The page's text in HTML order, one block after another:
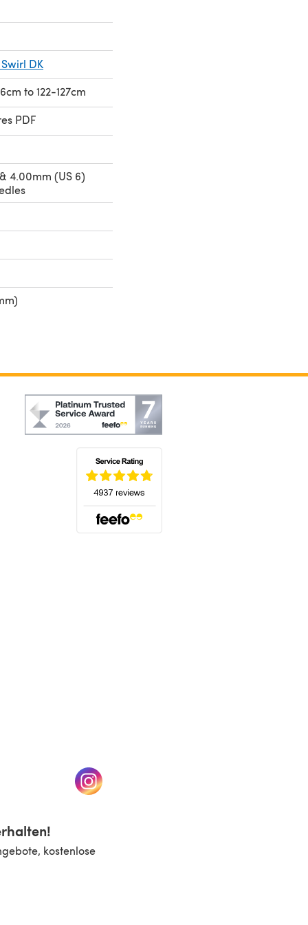
DK
to 122-127cm
PDF
4.00mm (US 6)
neuen Tab)(öffnet sich in einem neuen Tab)
kostenlose